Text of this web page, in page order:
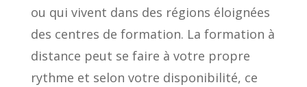
ou qui vivent dans des régions éloignées
des centres de formation. La formation à
distance peut se faire à votre propre
rythme et selon votre disponibilité, ce